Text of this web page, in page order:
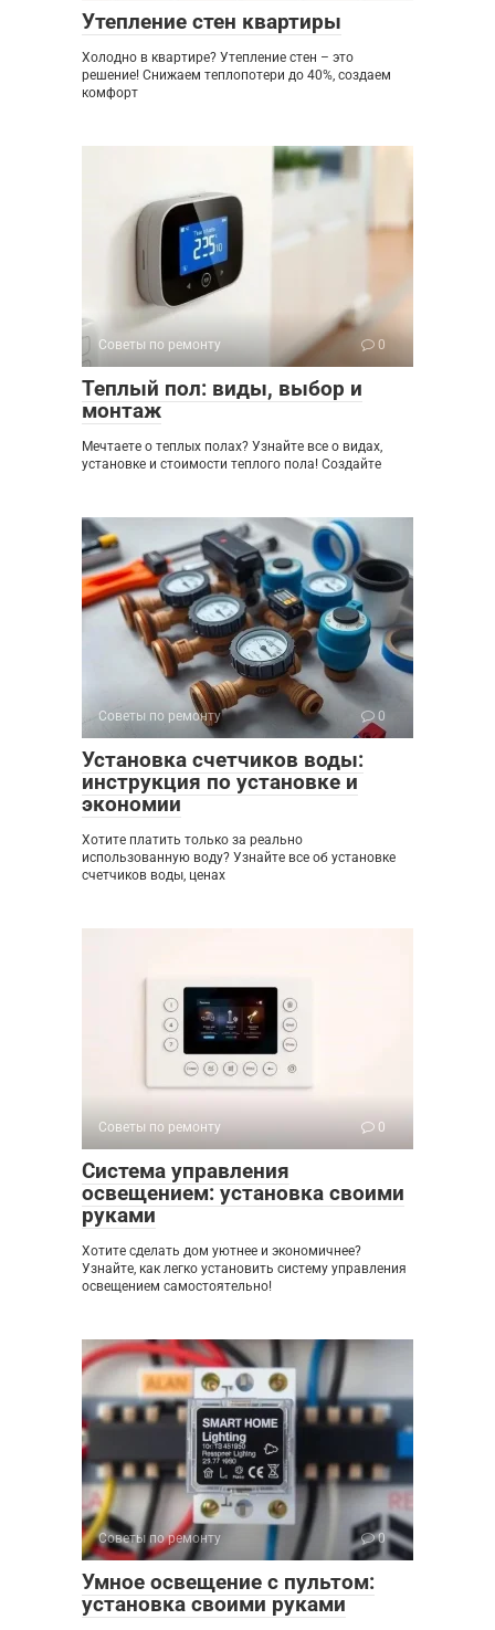
Утепление стен квартиры
Холодно в квартире? Утепление стен – это
решение! Снижаем теплопотери до 40%, создаем
комфорт
Советы по ремонту 0
Теплый пол: виды, выбор и
монтаж
Мечтаете о теплых полах? Узнайте все о видах,
установке и стоимости теплого пола! Создайте
Советы по ремонту 0
Установка счетчиков воды:
инструкция по установке и
экономии
Хотите платить только за реально
использованную воду? Узнайте все об установке
счетчиков воды, ценах
Советы по ремонту 0
Система управления
освещением: установка своими
руками
Хотите сделать дом уютнее и экономичнее?
Узнайте, как легко установить систему управления
освещением самостоятельно!
Советы по ремонту 0
Умное освещение с пультом:
установка своими руками